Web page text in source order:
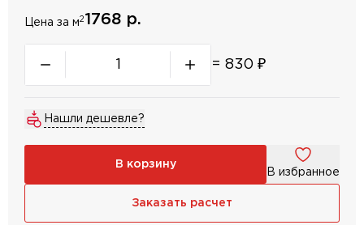
Цена за м2 1768 р.
= 830 ₽
Нашли дешевле?
В корзину
В избранное
Заказать расчет